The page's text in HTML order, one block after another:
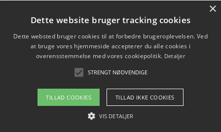
Hvordan kan gaver til unge voksne støtte bevarelsen
Copyright 2026 - Pilanto Aps
Om / kontakt
Blog Betingelser
×
Dette website bruger tracking cookies
Dette websted bruger cookies til at forbedre brugeroplevelsen. Ved
at bruge vores hjemmeside accepterer du alle cookies i
overensstemmelse med vores cookiepolitik. Detaljer
STRENGT NØDVENDIGE
TILLAD COOKIES TILLAD IKKE COOKIES
VIS DETALJER